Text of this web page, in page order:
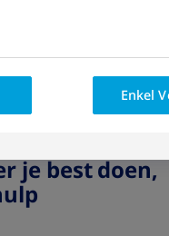
je best
Enkel